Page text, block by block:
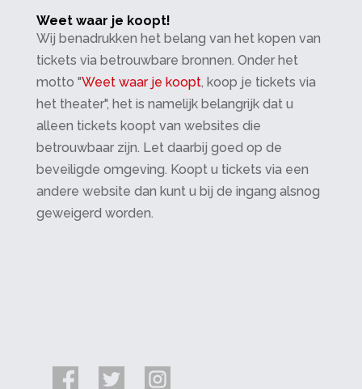
Weet waar je koopt!
Wij benadrukken het belang van het kopen van
tickets via betrouwbare bronnen. Onder het
motto "Weet waar je koopt, koop je tickets via
het theater", het is namelijk belangrijk dat u
alleen tickets koopt van websites die
betrouwbaar zijn. Let daarbij goed op de
beveiligde omgeving. Koopt u tickets via een
andere website dan kunt u bij de ingang alsnog
geweigerd worden.